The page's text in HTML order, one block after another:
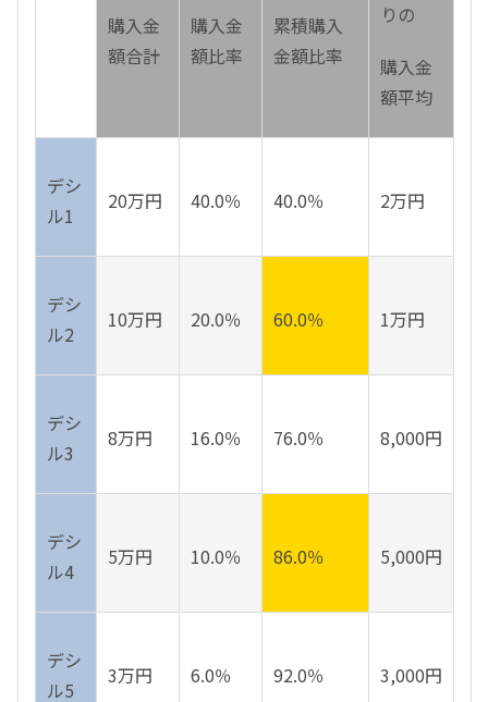
購入金
額合計
購入金
額比率
累積購入
金額比率
りの
購入金
額平均
デシ
ル1
20万円 40.0％ 40.0％ 2万円
デシ
ル2
10万円 20.0％ 60.0％ 1万円
デシ
ル3
8万円 16.0％ 76.0％ 8,000円
デシ
ル4
5万円 10.0％ 86.0％ 5,000円
デシ
ル5
3万円 6.0％ 92.0％ 3,000円